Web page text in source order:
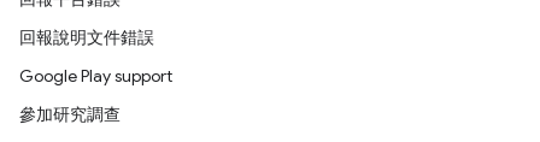
回報說明文件錯誤
Google Play support
參加研究調查